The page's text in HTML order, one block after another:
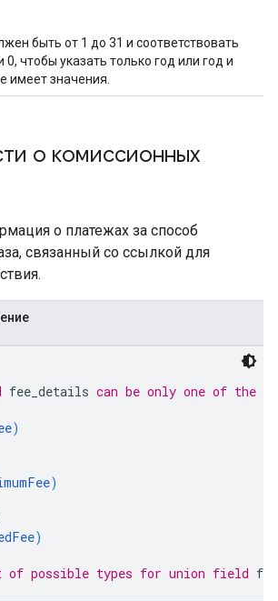
быть от 1 до 31 и соответствовать
0, чтобы указать только год или год и
имеет значения.
о комиссионных
о платежах за способ
связанный со ссылкой для
fee_details can be only one of the
)
)
)
possible types for union field